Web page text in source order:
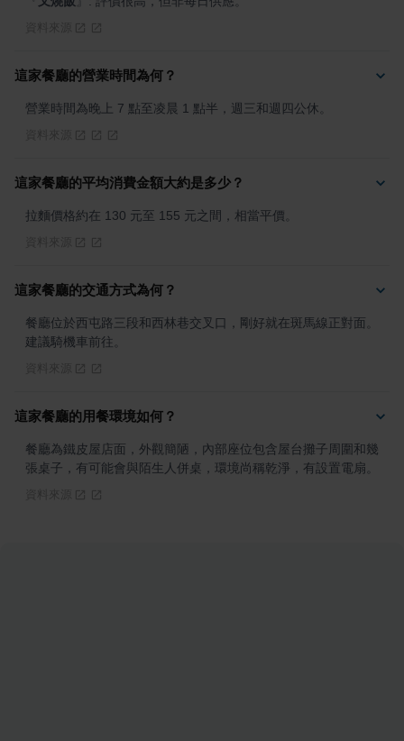
這家餐廳的營業時間為何？
營業時間為晚上 7 點至凌晨 1 點半，週三和週四公休。
這家餐廳的平均消費金額大約是多少？
拉麵價格約在 130 元至 155 元之間，相當平價。
這家餐廳的交通方式為何？
餐廳位於西屯路三段和西林巷交叉口，剛好就在斑馬線正對面。
建議騎機車前往。
這家餐廳的用餐環境如何？
餐廳為鐵皮屋店面，外觀簡陋，內部座位包含屋台攤子周圍和幾
張桌子，有可能會與陌生人併桌，環境尚稱乾淨，有設置電扇。